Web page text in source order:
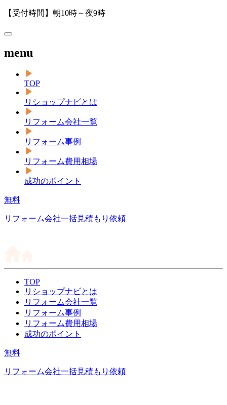
【受付時間】朝10時～夜9時
menu
TOP
リショップナビとは
リフォーム会社一覧
リフォーム事例
リフォーム費用相場
成功のポイント
無料
リフォーム会社一括見積もり依頼
TOP
リショップナビとは
リフォーム会社一覧
リフォーム事例
リフォーム費用相場
成功のポイント
無料
リフォーム会社一括見積もり依頼